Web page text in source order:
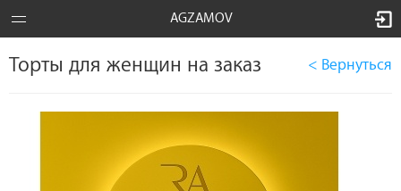
AGZAMOV
Торты для женщин на заказ < Вернуться